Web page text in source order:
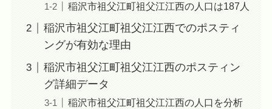
稲沢市祖父江町祖父江江西の人口は187人
稲沢市祖父江町祖父江江西でのポスティ
ングが有効な理由
稲沢市祖父江町祖父江江西のポスティン
グ詳細データ
稲沢市祖父江町祖父江江西の人口を分析